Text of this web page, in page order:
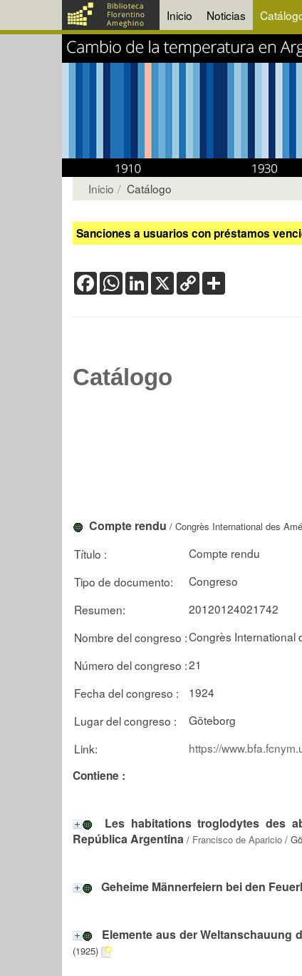
Inicio Noticias
Inicio Catálogo
Sanciones a usuarios con préstamos
FacebookWhatsApp
LinkedIn
X Copy
Link
Catálogo
Compte rendu / Congrès International des
Título :
Compte rendu
Tipo de documento:
Congreso
Resumen:
20120124021742
Nombre del congreso :Congrès International
Número del congreso :21
Fecha del congreso :
1924
Lugar del congreso :
Göteborg
Link:
https://
Contiene :
Les habitations troglodytes des
República Argentina / Francisco de Aparicio /
Geheime Männerfeiern bei den
Elemente aus der Weltanschauung
(1925)